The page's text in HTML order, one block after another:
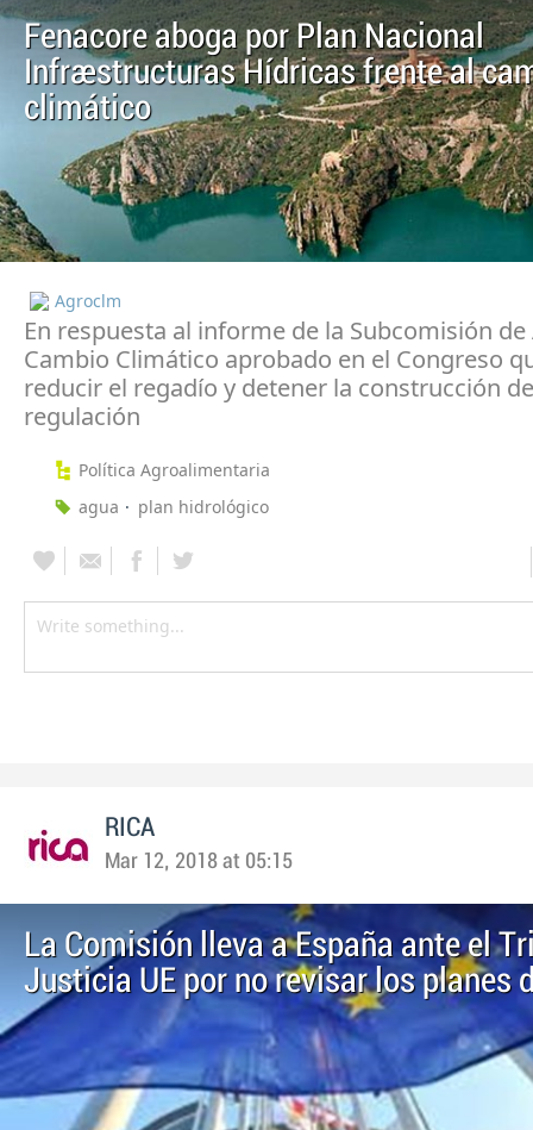
Fenacore aboga por Plan Nacional
Infraestructuras Hídricas frente al
climático
Agroclm
En respuesta al informe de la Subcomisión de
Cambio Climático aprobado en el Congreso
reducir el regadío y detener la construcción
regulación
Política Agroalimentaria
agua
plan hidrológico
RICA
Mar 12, 2018 at 05:15
La Comisión lleva a España ante el
Justicia UE por no revisar los planes